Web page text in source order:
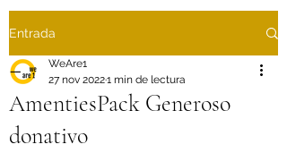
Entrada
AmentiesPack Generoso
donativo
WeAre1
27 nov 20221 min de lectura